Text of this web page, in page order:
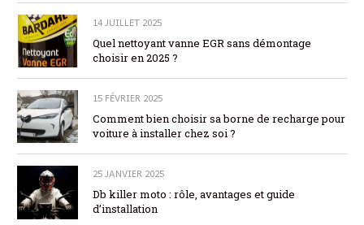
14 JUILLET 2025
Quel nettoyant vanne EGR sans démontage
choisir en 2025 ?
15 FÉVRIER 2025
Comment bien choisir sa borne de recharge pour
voiture à installer chez soi ?
25 JANVIER 2025
Db killer moto : rôle, avantages et guide
d’installation